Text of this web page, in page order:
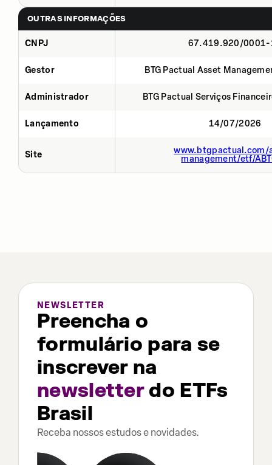
OUTRAS INFORMAÇÕES
CNPJ 67.419.920/0001-
Gestor BTG Pactual Asset
Administrador BTG Pactual Serviços
Lançamento 14/07/2026
Site
www.btgpactual.com/
management/etf/
NEWSLETTER
Preencha o
formulário para se
inscrever na
newsletterdo ETFs
Brasil
Receba nossos estudos e novidades.